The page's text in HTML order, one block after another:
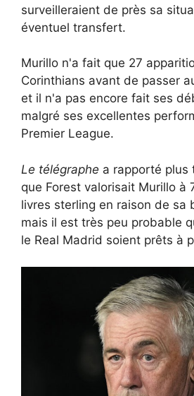
surveilleraient de près sa
éventuel transfert.
Murillo n'a fait que 27
Corinthians avant de passer
et il n'a pas encore fait ses
malgré ses excellentes
Premier League.
Le télégraphe a rapporté plus
que Forest valorisait Murillo à
livres sterling en raison de sa
mais il est très peu probable
le Real Madrid soient prêts à